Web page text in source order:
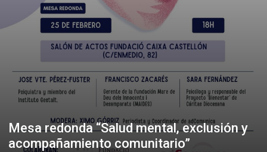
Mesa redonda “Salud mental, exclusión y
acompañamiento comunitario”